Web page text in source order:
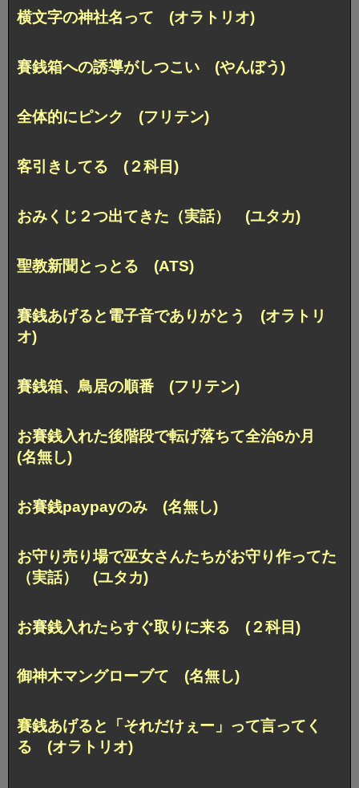
横文字の神社名って (オラトリオ)
賽銭箱への誘導がしつこい (やんぼう)
全体的にピンク (フリテン)
客引きしてる (２科目)
おみくじ２つ出てきた（実話） (ユタカ)
聖教新聞とっとる (ATS)
賽銭あげると電子音でありがとう (オラトリ
オ)
賽銭箱、鳥居の順番 (フリテン)
お賽銭入れた後階段で転げ落ちて全治6か月
(名無し)
お賽銭paypayのみ (名無し)
お守り売り場で巫女さんたちがお守り作ってた
（実話） (ユタカ)
お賽銭入れたらすぐ取りに来る (２科目)
御神木マングローブて (名無し)
賽銭あげると「それだけぇー」って言ってく
る (オラトリオ)